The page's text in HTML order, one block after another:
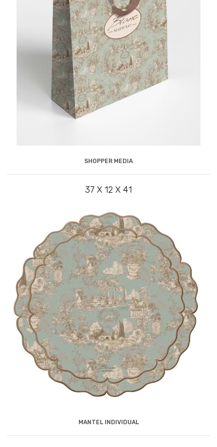
SHOPPER MEDIA
37 X 12 X 41
MANTEL INDIVIDUAL